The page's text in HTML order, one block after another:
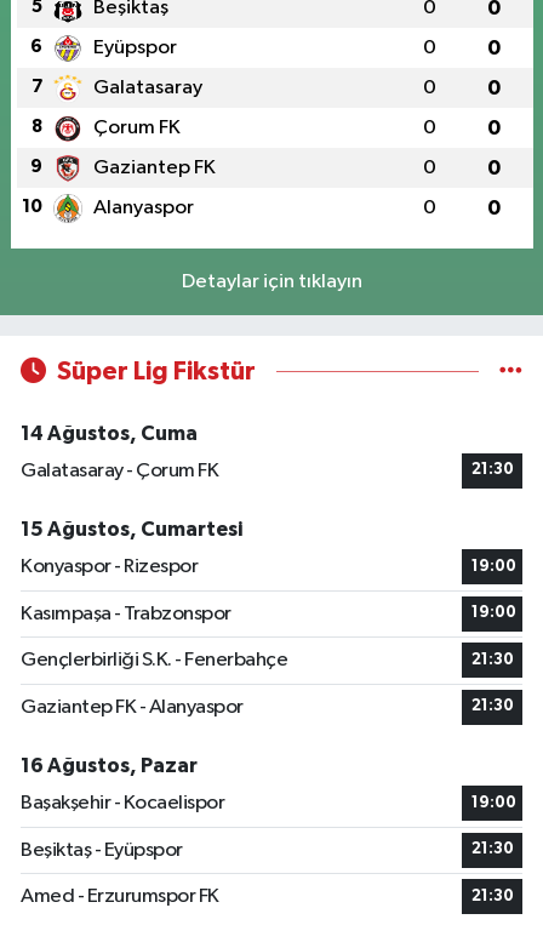
5 Beşiktaş 0 0
6 Eyüpspor 0 0
7 Galatasaray 0 0
8 Çorum FK 0 0
9 Gaziantep FK 0 0
10 Alanyaspor 0 0
Detaylar için tıklayın
Süper Lig Fikstür
14 Ağustos, Cuma
Galatasaray - Çorum FK
21:30
15 Ağustos, Cumartesi
Konyaspor - Rizespor
19:00
Kasımpaşa - Trabzonspor 19:00
Gençlerbirliği S.K. - Fenerbahçe 21:30
Gaziantep FK - Alanyaspor 21:30
16 Ağustos, Pazar
Başakşehir - Kocaelispor
19:00
Beşiktaş - Eyüpspor 21:30
Amed - Erzurumspor FK 21:30